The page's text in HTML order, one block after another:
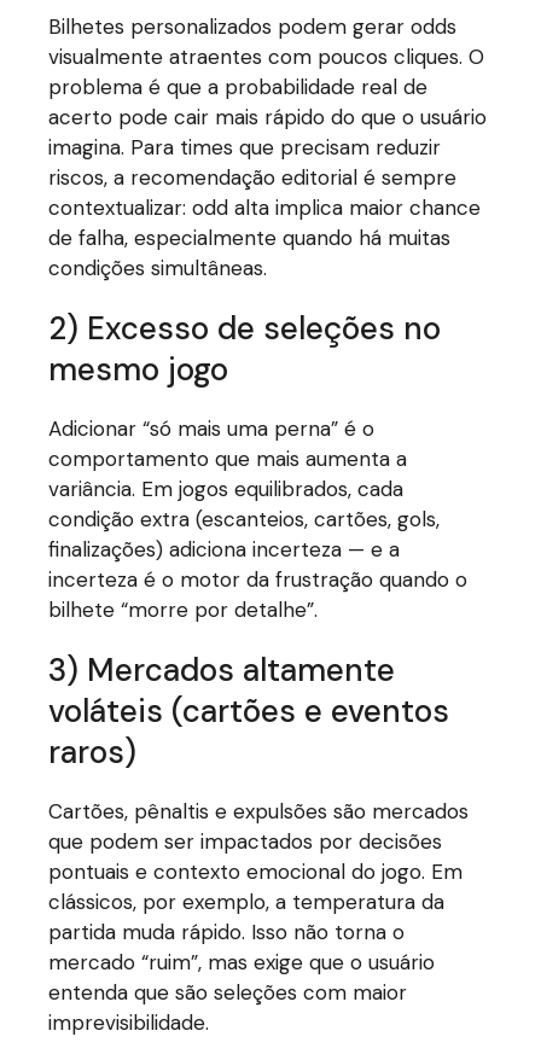
Bilhetes personalizados podem gerar odds
visualmente atraentes com poucos cliques. O
problema é que a probabilidade real de
acerto pode cair mais rápido do que o usuário
imagina. Para times que precisam reduzir
riscos, a recomendação editorial é sempre
contextualizar: odd alta implica maior chance
de falha, especialmente quando há muitas
condições simultâneas.
2) Excesso de seleções no
mesmo jogo
Adicionar “só mais uma perna” é o
comportamento que mais aumenta a
variância. Em jogos equilibrados, cada
condição extra (escanteios, cartões, gols,
finalizações) adiciona incerteza — e a
incerteza é o motor da frustração quando o
bilhete “morre por detalhe”.
3) Mercados altamente
voláteis (cartões e eventos
raros)
Cartões, pênaltis e expulsões são mercados
que podem ser impactados por decisões
pontuais e contexto emocional do jogo. Em
clássicos, por exemplo, a temperatura da
partida muda rápido. Isso não torna o
mercado “ruim”, mas exige que o usuário
entenda que são seleções com maior
imprevisibilidade.